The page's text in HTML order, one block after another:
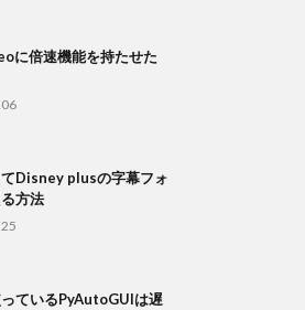
に倍速機能を持たせた
てDisney plusの字幕フォ
方法
ているPyAutoGUIは遅